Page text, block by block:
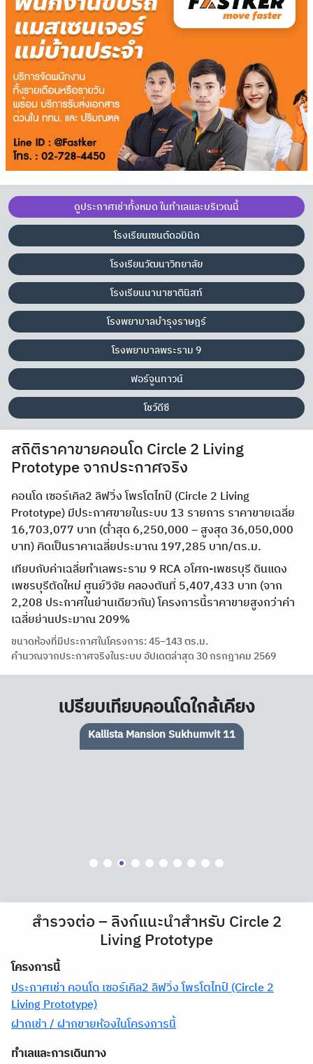
ดูประกาศเช่าทั้งหมด ในทำเลและบริเวณนี้
โรงเรียนเซนต์ดอมินิก
โรงเรียนวัฒนาวิทยาลัย
โรงเรียนนานาชาตินิสท์
โรงพยาบาลบำรุงราษฎร์
โรงพยาบาลพระราม 9
ฟอร์จูนทาวน์
โชว์ดีซี
สถิติราคาขายคอนโด Circle 2 Living
Prototype จากประกาศจริง
คอนโด เซอร์เคิล2 ลิฟวิ่ง โพรโตไทป์ (Circle 2 Living
Prototype) มีประกาศขายในระบบ 13 รายการ ราคาขายเฉลี่ย
16,703,077 บาท (ต่ำสุด 6,250,000 – สูงสุด 36,050,000
บาท) คิดเป็นราคาเฉลี่ยประมาณ 197,285 บาท/ตร.ม.
เทียบกับค่าเฉลี่ยทำเลพระราม 9 RCA อโศก-เพชรบุรี ดินแดง
เพชรบุรีตัดใหม่ ศูนย์วิจัย คลองตันที่ 5,407,433 บาท (จาก
2,208 ประกาศในย่านเดียวกัน) โครงการนี้ราคาขายสูงกว่าค่า
เฉลี่ยย่านประมาณ 209%
ขนาดห้องที่มีประกาศในโครงการ: 45–143 ตร.ม.
คำนวณจากประกาศจริงในระบบ อัปเดตล่าสุด 30 กรกฎาคม 2569
เปรียบเทียบคอนโดใกล้เคียง
Kallista Mansion Sukhumvit 11
สำรวจต่อ – ลิงก์แนะนำสำหรับ Circle 2
Living Prototype
โครงการนี้
ประกาศเช่า คอนโด เซอร์เคิล2 ลิฟวิ่ง โพรโตไทป์ (Circle 2
Living Prototype)
ฝากเช่า / ฝากขายห้องในโครงการนี้
ทำเลและการเดินทาง